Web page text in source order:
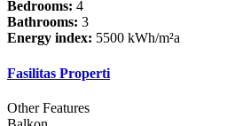
Bedrooms: 4
Bathrooms: 3
Energy index: 5500 kWh/m²a
Fasilitas Properti
Other Features